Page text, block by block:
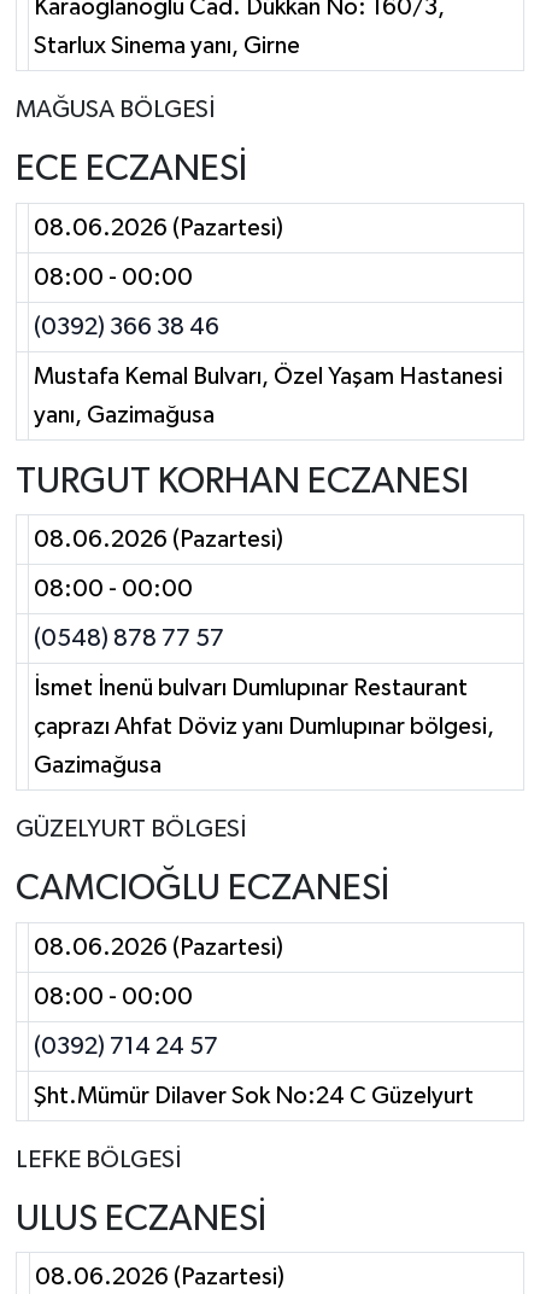
Karaoğlanoğlu Cad. Dükkan No: 160/3,
Starlux Sinema yanı, Girne
MAĞUSA BÖLGESİ
ECE ECZANESİ
08.06.2026 (Pazartesi)
08:00 - 00:00
(0392) 366 38 46
Mustafa Kemal Bulvarı, Özel Yaşam Hastanesi
yanı, Gazimağusa
TURGUT KORHAN ECZANESI
08.06.2026 (Pazartesi)
08:00 - 00:00
(0548) 878 77 57
İsmet İnenü bulvarı Dumlupınar Restaurant
çaprazı Ahfat Döviz yanı Dumlupınar bölgesi,
Gazimağusa
GÜZELYURT BÖLGESİ
CAMCIOĞLU ECZANESİ
08.06.2026 (Pazartesi)
08:00 - 00:00
(0392) 714 24 57
Şht.Mümür Dilaver Sok No:24 C Güzelyurt
LEFKE BÖLGESİ
ULUS ECZANESİ
08.06.2026 (Pazartesi)